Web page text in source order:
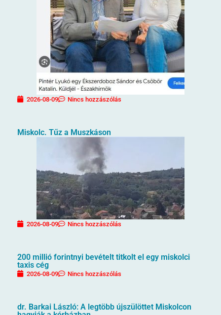
2026-08-09 Nincs hozzászólás
Miskolc. Tűz a Muszkáson
2026-08-09 Nincs hozzászólás
200 millió forintnyi bevételt titkolt el egy miskolci
taxis cég
2026-08-09 Nincs hozzászólás
dr. Barkai László: A legtöbb újszülöttet Miskolcon